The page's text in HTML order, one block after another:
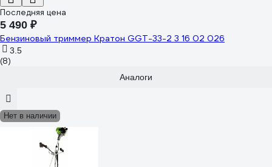
Последняя цена
5 490 ₽
Бензиновый триммер Кратон GGT-33-2 3 16 02 026
3.5
(8)
Аналоги
Нет в наличии